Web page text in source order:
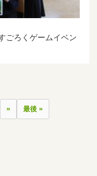
ごろくゲームイベン
» 最後 »